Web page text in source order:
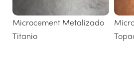
Microcement Metalizado
Titanio